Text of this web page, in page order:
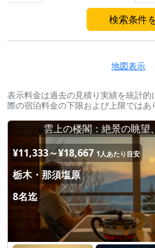
検索条件
地図表示
表示料金は過去の見積り実績を統計
際の宿泊料金の下限および上限ではあ
雲上の楼閣：絶景の眺望
¥11,333～¥18,667 1人あたり目安
栃木・那須塩原
8名迄